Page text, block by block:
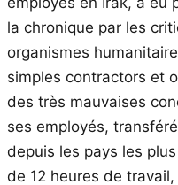
la chronique par les
organismes
simples contractors et
des très mauvaises
ses employés,
depuis les pays les
de 12 heures de